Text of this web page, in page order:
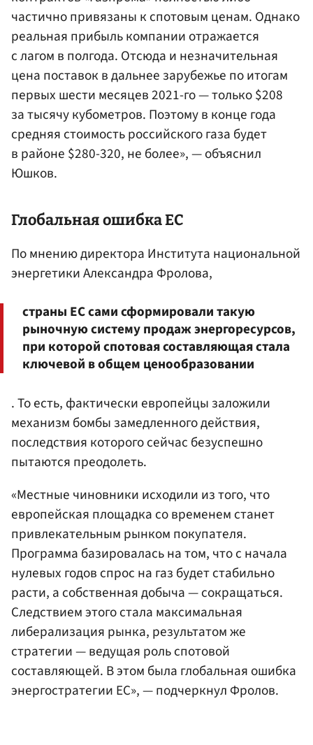
частично привязаны к спотовым ценам. Однако
реальная прибыль компании отражается
с лагом в полгода. Отсюда и незначительная
цена поставок в дальнее зарубежье по итогам
первых шести месяцев 2021-го — только $208
за тысячу кубометров. Поэтому в конце года
средняя стоимость российского газа будет
в районе $280-320, не более», — объяснил
Юшков.
Глобальная ошибка ЕС
По мнению директора Института национальной
энергетики Александра Фролова,
страны ЕС сами сформировали такую
рыночную систему продаж энергоресурсов,
при которой спотовая составляющая стала
ключевой в общем ценообразовании
. То есть, фактически европейцы заложили
механизм бомбы замедленного действия,
последствия которого сейчас безуспешно
пытаются преодолеть.
«Местные чиновники исходили из того, что
европейская площадка со временем станет
привлекательным рынком покупателя.
Программа базировалась на том, что с начала
нулевых годов спрос на газ будет стабильно
расти, а собственная добыча — сокращаться.
Следствием этого стала максимальная
либерализация рынка, результатом же
стратегии — ведущая роль спотовой
составляющей. В этом была глобальная ошибка
энергостратегии ЕС», — подчеркнул Фролов.